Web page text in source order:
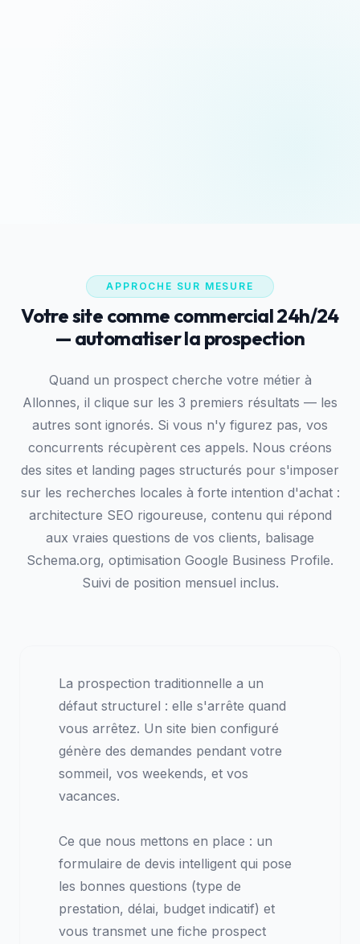
APPROCHE SUR MESURE
Votre site comme commercial 24h/24
— automatiser la prospection
Quand un prospect cherche votre métier à
Allonnes, il clique sur les 3 premiers résultats — les
autres sont ignorés. Si vous n'y figurez pas, vos
concurrents récupèrent ces appels. Nous créons
des sites et landing pages structurés pour s'imposer
sur les recherches locales à forte intention d'achat :
architecture SEO rigoureuse, contenu qui répond
aux vraies questions de vos clients, balisage
Schema.org, optimisation Google Business Profile.
Suivi de position mensuel inclus.
La prospection traditionnelle a un
défaut structurel : elle s'arrête quand
vous arrêtez. Un site bien configuré
génère des demandes pendant votre
sommeil, vos weekends, et vos
vacances.
Ce que nous mettons en place : un
formulaire de devis intelligent qui pose
les bonnes questions (type de
prestation, délai, budget indicatif) et
vous transmet une fiche prospect